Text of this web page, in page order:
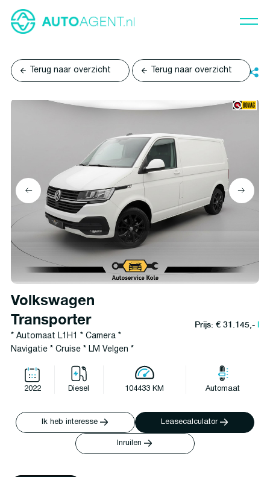
Terug naar overzicht Terug naar overzicht
Volkswagen
Transporter
* Automaat L1H1 * Camera *
Navigatie * Cruise * LM Velgen *
Prijs: € 31.145,-l
2022 Diesel 104433 KM Automaat
Ik heb interesse Leasecalculator
Inruilen